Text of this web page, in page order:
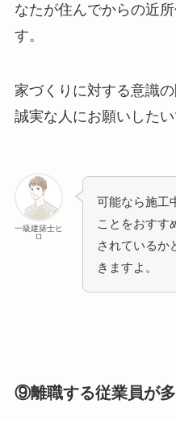
なたが住んでからの近
す。
家づくりに対する意識
誠実な人にお願いしたい
一級建築士ヒ
ロ
可能なら施工
ことをおすす
されているか
きますよ。
⑨離職する従業員が